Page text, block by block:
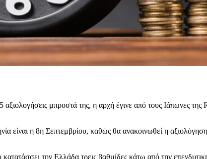
μπροστά της, η αρχή έγινε από τους Ιάπωνες
είναι η 8η Σεπτεμβρίου, καθώς θα ανακοινωθεί η
την Ελλάδα τρεις βαθμίδες κάτω από την